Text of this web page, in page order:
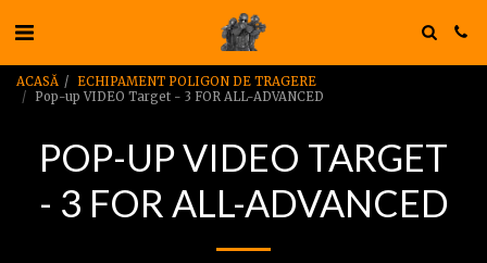
ACASĂ
ECHIPAMENT POLIGON DE TRAGERE
Pop-up VIDEO Target - 3 FOR ALL-ADVANCED
POP-UP VIDEO TARGET
- 3 FOR ALL-ADVANCED